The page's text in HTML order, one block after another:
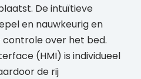
De intuïtieve
en nauwkeurig en
over het bed.
(HMI) is individueel
de rij